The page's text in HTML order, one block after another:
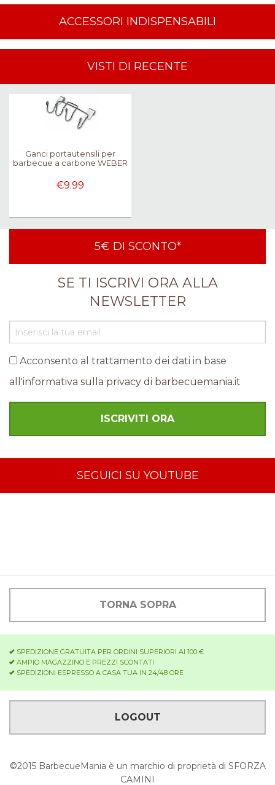
ACCESSORI INDISPENSABILI
VISTI DI RECENTE
Ganci portautensili per
barbecue a carbone WEBER
€9.99
5€ DI SCONTO*
SE TI ISCRIVI ORA ALLA
NEWSLETTER
Acconsento al trattamento dei dati in base
all'informativa sulla privacy di barbecuemania.it
SEGUICI SU YOUTUBE
TORNA SOPRA
SPEDIZIONE GRATUITA PER ORDINI SUPERIORI AI 100 €
AMPIO MAGAZZINO E PREZZI SCONTATI
SPEDIZIONI ESPRESSO A CASA TUA IN 24/48 ORE
LOGOUT
©2015 BarbecueMania è un marchio di proprietà di SFORZA
CAMINI